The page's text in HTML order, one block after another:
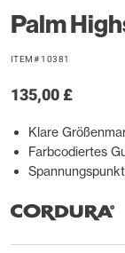
Palm
ITEM# 10381
135,00 £
Klare
Farbcodiertes